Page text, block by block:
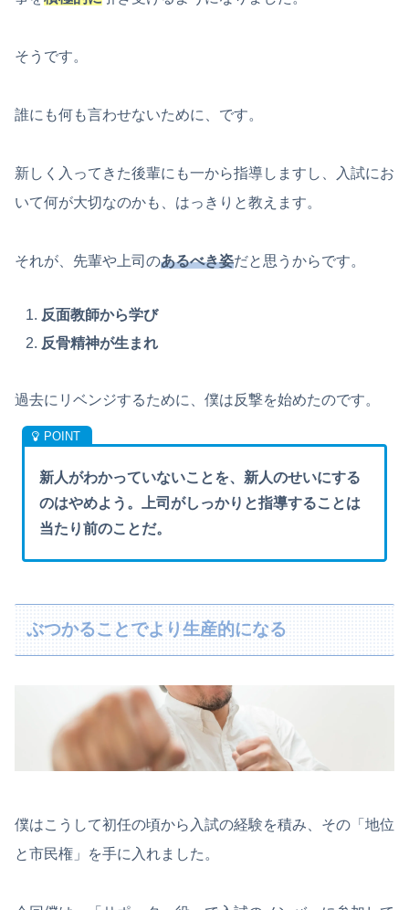
そうです。
誰にも何も言わせないために、です。
新しく入ってきた後輩にも一から指導しますし、入試にお
いて何が大切なのかも、はっきりと教えます。
それが、先輩や上司のあるべき姿だと思うからです。
反面教師から学び
反骨精神が生まれ
過去にリベンジするために、僕は反撃を始めたのです。
新人がわかっていないことを、新人のせいにする
のはやめよう。上司がしっかりと指導することは
当たり前のことだ。
ぶつかることでより生産的になる
僕はこうして初任の頃から入試の経験を積み、その「地位
と市民権」を手に入れました。